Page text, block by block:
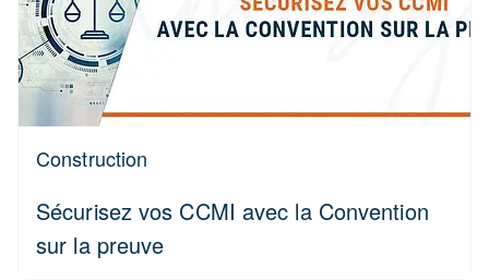
Construction
Sécurisez vos CCMI avec la Convention
sur la preuve